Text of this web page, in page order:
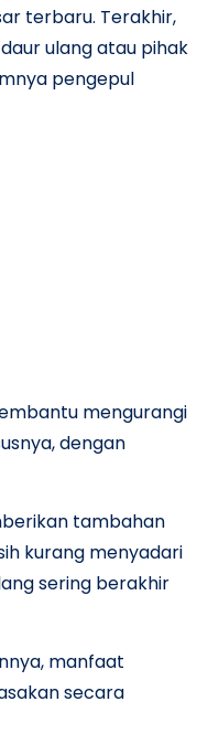
terbaru. Terakhir,
ulang atau pihak
pengepul
mengurangi
dengan
tambahan
kurang menyadari
sering berakhir
manfaat
secara